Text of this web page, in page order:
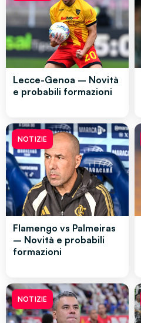
Lecce-Genoa – Novità
e probabili formazioni
NOTIZIE
Flamengo vs Palmeiras
– Novità e probabili
formazioni
NOTIZIE